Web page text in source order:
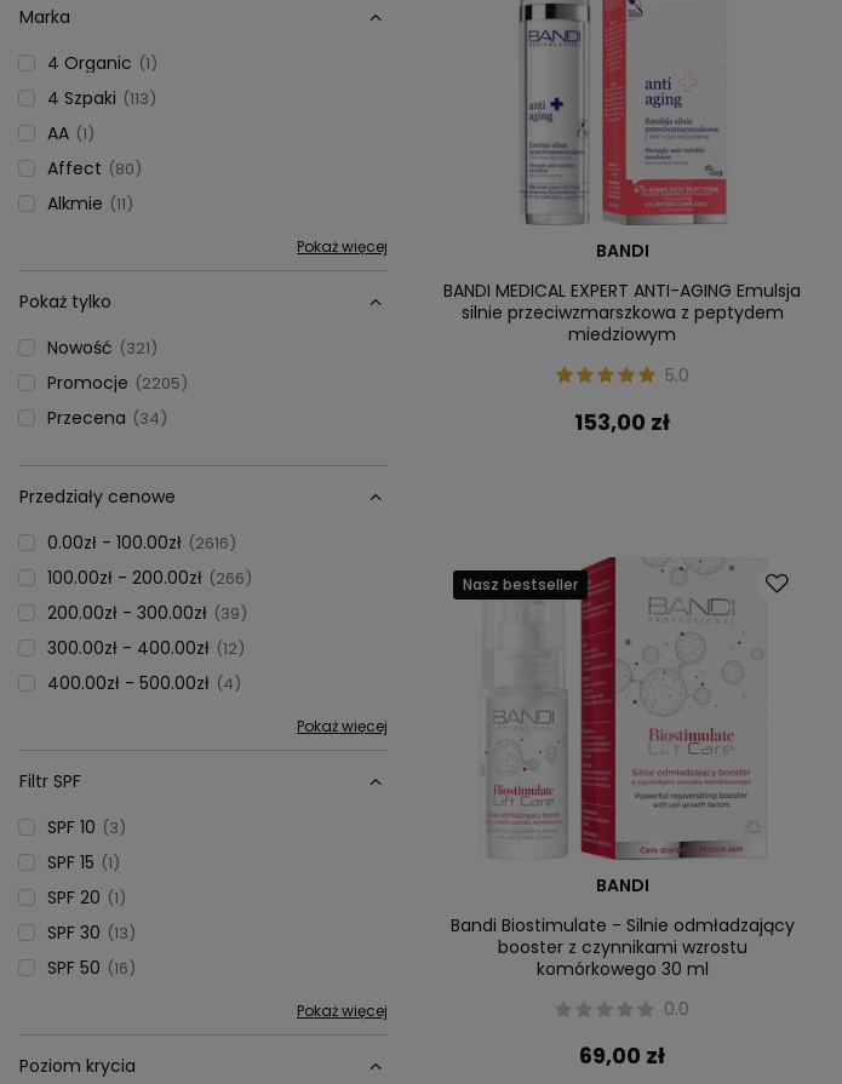
Marka
4 Organic
1
4 Szpaki 113
AA 1
Affect 80
Alkmie 11
Pokaż więcej
Pokaż tylko
Nowość
321
Promocje 2205
Przecena 34
Przedziały cenowe
0.00zł - 100.00zł
2616
100.00zł - 200.00zł 266
200.00zł - 300.00zł 39
300.00zł - 400.00zł 12
400.00zł - 500.00zł 4
Pokaż więcej
Filtr SPF
SPF 10
3
SPF 15 1
SPF 20 1
SPF 30 13
SPF 50 16
Pokaż więcej
Poziom krycia
BANDI
BANDI MEDICAL EXPERT ANTI-AGING Emulsja
silnie przeciwzmarszkowa z peptydem
miedziowym
5.0
153,00 zł
Nasz bestseller
BANDI
Bandi Biostimulate - Silnie odmładzający
booster z czynnikami wzrostu
komórkowego 30 ml
0.0
69,00 zł